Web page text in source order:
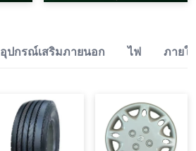
อุปกรณ์เสริมภายนอก ไฟ ภายใ